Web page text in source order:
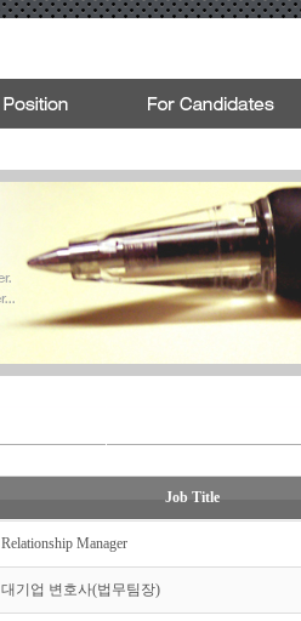
Job Title
Relationship Manager
대기업 변호사(법무팀장)